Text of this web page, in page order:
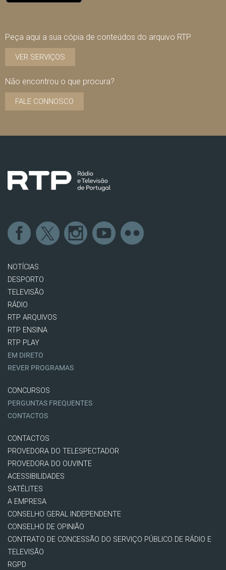
Peça aqui a sua cópia de conteúdos do arquivo RTP
VER SERVIÇOS
Não encontrou o que procura?
FALE CONNOSCO
NOTÍCIAS
DESPORTO
TELEVISÃO
RÁDIO
RTP ARQUIVOS
RTP ENSINA
RTP PLAY
EM DIRETO
REVER PROGRAMAS
CONCURSOS
PERGUNTAS FREQUENTES
CONTACTOS
CONTACTOS
PROVEDORA DO TELESPECTADOR
PROVEDORA DO OUVINTE
ACESSIBILIDADES
SATÉLITES
A EMPRESA
CONSELHO GERAL INDEPENDENTE
CONSELHO DE OPINIÃO
CONTRATO DE CONCESSÃO DO SERVIÇO PÚBLICO DE RÁDIO E
TELEVISÃO
RGPD